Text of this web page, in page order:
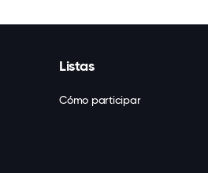
Listas
Cómo participar